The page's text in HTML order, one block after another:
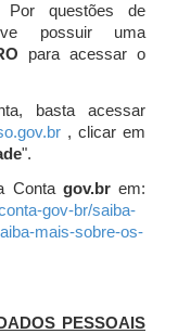
Por questões de
possuir uma
para acessar o
basta acessar
, clicar em
".
Conta gov.brem:
gov-br/saiba-
mais-sobre-os-
PESSOAIS